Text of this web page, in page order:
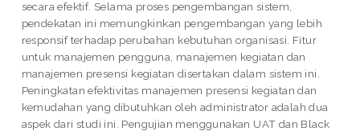
secara efektif. Selama proses pengembangan sistem,
pendekatan ini memungkinkan pengembangan yang lebih
responsif terhadap perubahan kebutuhan organisasi. Fitur
untuk manajemen pengguna, manajemen kegiatan dan
manajemen presensi kegiatan disertakan dalam sistem ini.
Peningkatan efektivitas manajemen presensi kegiatan dan
kemudahan yang dibutuhkan oleh administrator adalah dua
aspek dari studi ini. Pengujian menggunakan UAT dan Black